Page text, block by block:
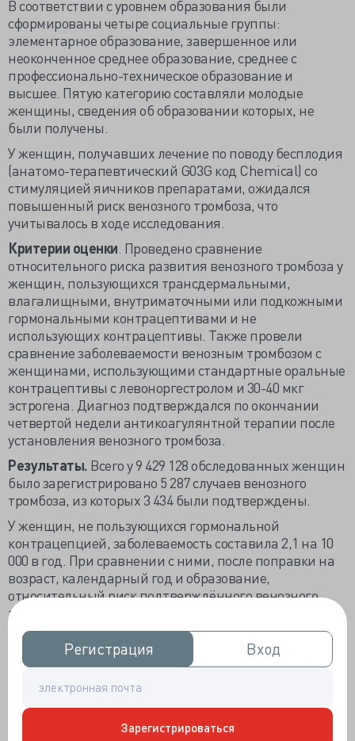
Регистрация
Регистрация Вход
Вход
Зарегистрироваться
В соответствии с уровнем образования были
сформированы четыре социальные группы:
элементарное образование, завершенное или
неоконченное среднее образование, среднее с
профессионально-техническое образование и
высшее. Пятую категорию составляли молодые
женщины, сведения об образовании которых, не
были получены.
У женщин, получавших лечение по поводу бесплодия
(анатомо-терапевтический G03G код Chemical) со
стимуляцией яичников препаратами, ожидался
повышенный риск венозного тромбоза, что
учитывалось в ходе исследования.
Критерии оценки . Проведено сравнение
относительного риска развития венозного тромбоза у
женщин, пользующихся трансдермальными,
влагалищными, внутриматочными или подкожными
гормональными контрацептивами и не
использующих контрацептивы. Также провели
сравнение заболеваемости венозным тромбозом с
женщинами, использующими стандартные оральные
контрацептивы с левоноргестролом и 30-40 мкг
эстрогена. Диагноз подтверждался по окончании
четвертой недели антикоагулянтной терапии после
установления венозного тромбоза.
Результаты. Всего у 9 429 128 обследованных женщин
было зарегистрировано 5 287 случаев венозного
тромбоза, из которых 3 434 были подтверждены.
У женщин, не пользующихся гормональной
контрацепцией, заболеваемость составила 2,1 на 10
000 в год. При сравнении с ними, после поправки на
возраст, календарный год и образование,
относительный риск подтверждённого венозного
тромбоза у женщин, пользующихся
трансдермальными комбинированными
контрацептивными пластырями, составил 7.9 (95%,
доверительный интервал от 3,5 до 17,7), при
пользовании вагинальным кольцом - 6,5 (4,7 до 8,9). В
среднем на 10 000 женщин ежегодно
регистрировалось венозных тромбозов на фоне
пластырей 9,7 случаев и при применении кольца - 7,8.